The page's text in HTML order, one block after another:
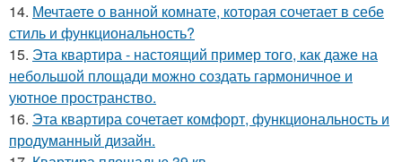
14. Мечтаете о ванной комнате, которая сочетает в себе
стиль и функциональность?
15. Эта квартира - настоящий пример того, как даже на
небольшой площади можно создать гармоничное и
уютное пространство.
16. Эта квартира сочетает комфорт, функциональность и
продуманный дизайн.